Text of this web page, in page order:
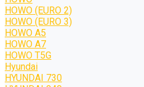
HOWO (EURO 2)
HOWO (EURO 3)
HOWO A5
HOWO A7
HOWO T5G
Hyundai
HYUNDAI 730